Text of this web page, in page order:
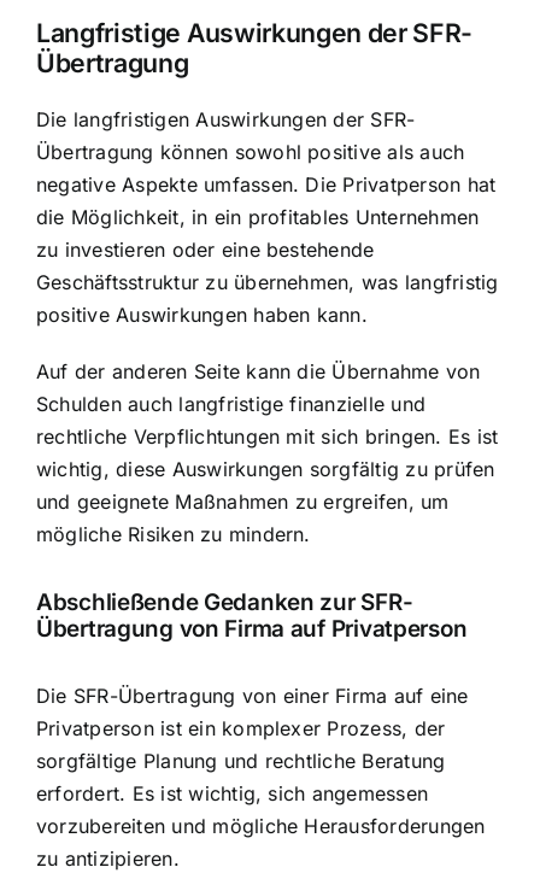
Langfristige Auswirkungen der SFR-
Übertragung
Die langfristigen Auswirkungen der SFR-
Übertragung können sowohl positive als auch
negative Aspekte umfassen. Die Privatperson hat
die Möglichkeit, in ein profitables Unternehmen
zu investieren oder eine bestehende
Geschäftsstruktur zu übernehmen, was langfristig
positive Auswirkungen haben kann.
Auf der anderen Seite kann die Übernahme von
Schulden auch langfristige finanzielle und
rechtliche Verpflichtungen mit sich bringen. Es ist
wichtig, diese Auswirkungen sorgfältig zu prüfen
und geeignete Maßnahmen zu ergreifen, um
mögliche Risiken zu mindern.
Abschließende Gedanken zur SFR-
Übertragung von Firma auf Privatperson
Die SFR-Übertragung von einer Firma auf eine
Privatperson ist ein komplexer Prozess, der
sorgfältige Planung und rechtliche Beratung
erfordert. Es ist wichtig, sich angemessen
vorzubereiten und mögliche Herausforderungen
zu antizipieren.